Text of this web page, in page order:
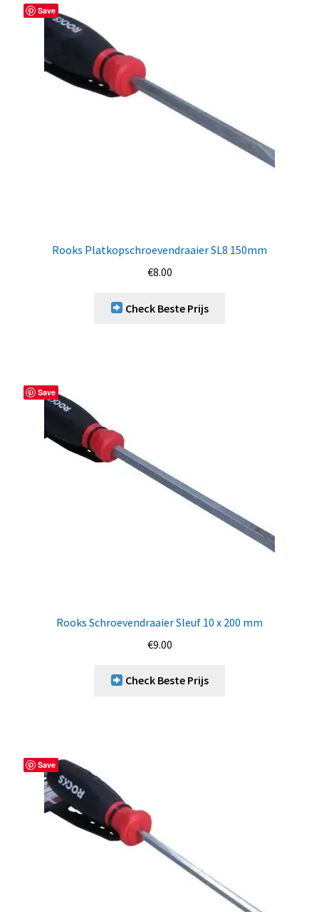
Save
Rooks Platkopschroevendraaier SL8 150mm
€8.00
Check Beste Prijs
Save
Rooks Schroevendraaier Sleuf 10 x 200 mm
€9.00
Check Beste Prijs
Save